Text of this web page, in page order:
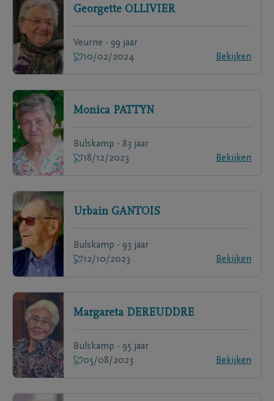
Georgette OLLIVIER
Veurne - 99 jaar
10/02/2024
Bekijken
Monica PATTYN
Bulskamp - 83 jaar
18/12/2023
Bekijken
Urbain GANTOIS
Bulskamp - 93 jaar
12/10/2023
Bekijken
Margareta DEREUDDRE
Bulskamp - 95 jaar
05/08/2023
Bekijken